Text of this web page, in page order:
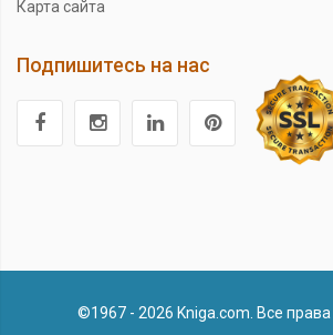
Карта сайта
Подпишитесь на нас
©1967 - 2026 Kniga.com. Все